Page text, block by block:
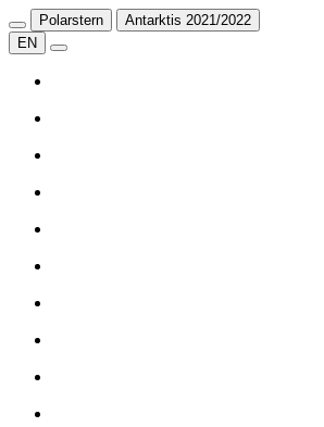
Polarstern
Antarktis 2021/2022
EN